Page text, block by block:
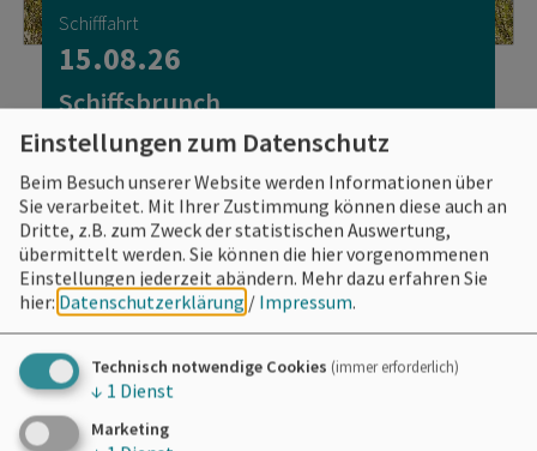
Schifffahrt
15.08.26
Schiffsbrunch
Einstellungen zum Datenschutz
Beim Besuch unserer Website werden Informationen über
Sie verarbeitet. Mit Ihrer Zustimmung können diese auch an
Dritte, z.B. zum Zweck der statistischen Auswertung,
übermittelt werden. Sie können die hier vorgenommenen
Einstellungen jederzeit abändern. Mehr dazu erfahren Sie
hier: Datenschutzerklärung / Impressum.
Technisch notwendige Cookies (immer erforderlich)
↓ 1 Dienst
Marketing